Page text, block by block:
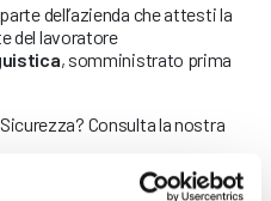
dell’azienda che attesti la
del lavoratore
, somministrato prima
Consulta la nostra